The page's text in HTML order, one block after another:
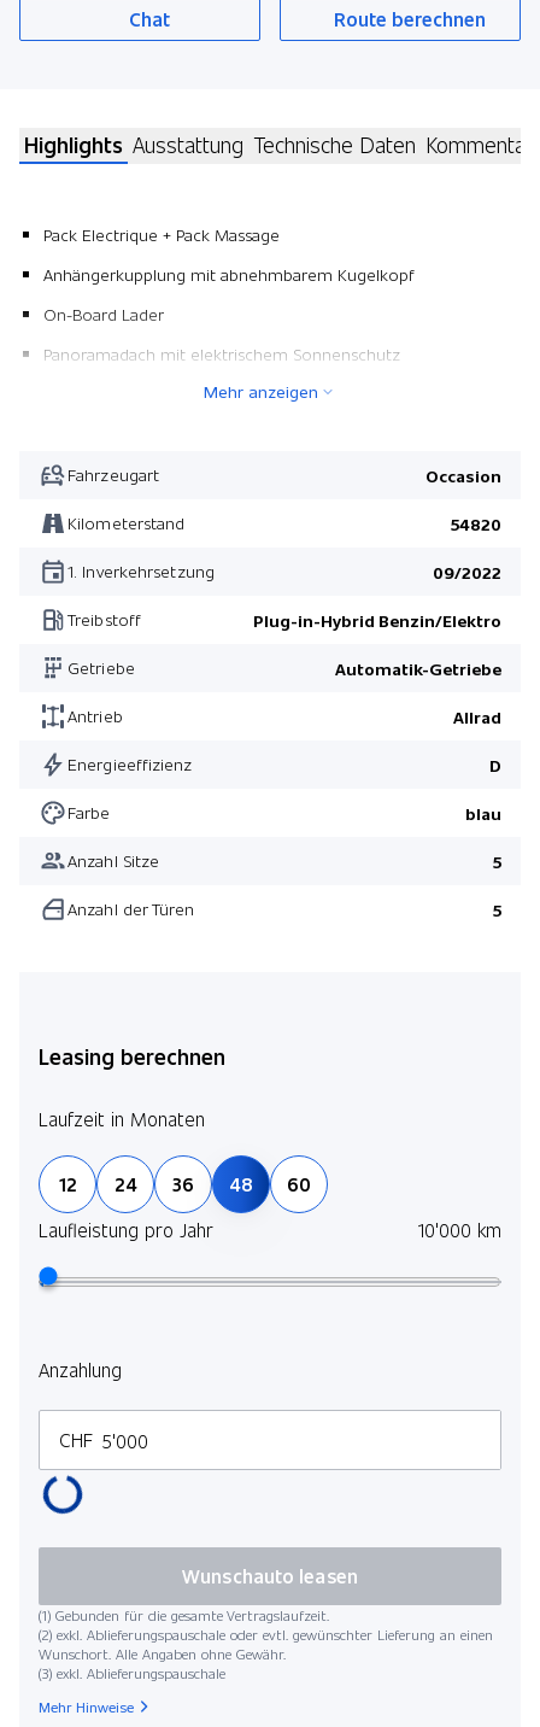
Chat Route berechnen
Highlights Ausstattung Technische Daten Kommentar
Pack Electrique + Pack Massage
Anhängerkupplung mit abnehmbarem Kugelkopf
On-Board Lader
Panoramadach mit elektrischem Sonnenschutz
Pack Electrique + Pack Massage
Mehr anzeigen
Fahrzeugart Occasion
Kilometerstand 54820
1. Inverkehrsetzung 09/2022
Treibstoff Plug-in-Hybrid Benzin/Elektro
Getriebe Automatik-Getriebe
Antrieb Allrad
Energieeffizienz D
Farbe blau
Anzahl Sitze 5
Anzahl der Türen 5
Leasing berechnen
Laufzeit in Monaten
12 24 36 48
60
Laufleistung pro Jahr
10'000 km
Anzahlung
CHF
(1) Gebunden für die gesamte Vertragslaufzeit.
(2) exkl. Ablieferungspauschale oder evtl. gewünschter Lieferung an einen
Wunschort. Alle Angaben ohne Gewähr.
(3) exkl. Ablieferungspauschale
Wunschauto leasen
Mehr Hinweise